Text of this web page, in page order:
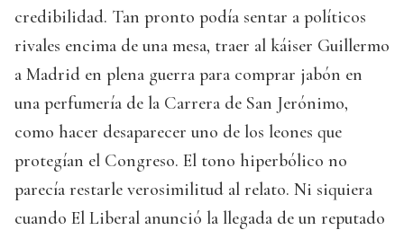
credibilidad. Tan pronto podía sentar a políticos
rivales encima de una mesa, traer al káiser Guillermo
a Madrid en plena guerra para comprar jabón en
una perfumería de la Carrera de San Jerónimo,
como hacer desaparecer uno de los leones que
protegían el Congreso. El tono hiperbólico no
parecía restarle verosimilitud al relato. Ni siquiera
cuando El Liberal anunció la llegada de un reputado